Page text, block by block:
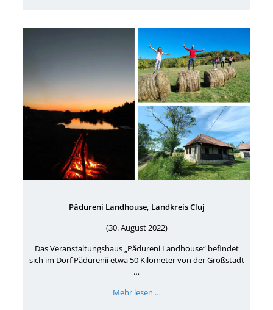
Pădureni Landhouse, Landkreis Cluj
(30. August 2022)
Das Veranstaltungshaus „Pădureni Landhouse“ befindet
sich im Dorf Pădurenii etwa 50 Kilometer von der Großstadt
…
Mehr lesen …